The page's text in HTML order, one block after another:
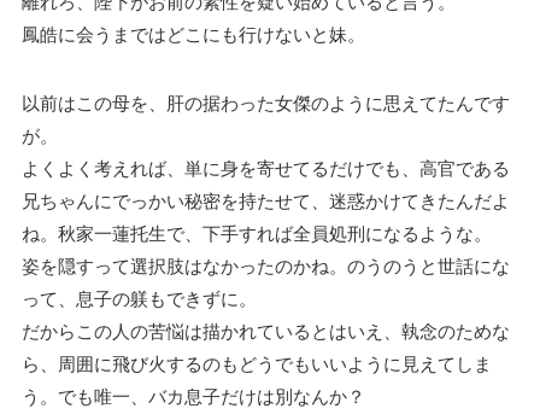
鳳皓に会うまではどこにも行けないと妹。
以前はこの母を、肝の据わった女傑のように思えてたんです
が。
よくよく考えれば、単に身を寄せてるだけでも、高官である
兄ちゃんにでっかい秘密を持たせて、迷惑かけてきたんだよ
ね。秋家一蓮托生で、下手すれば全員処刑になるような。
姿を隠すって選択肢はなかったのかね。のうのうと世話にな
って、息子の躾もできずに。
だからこの人の苦悩は描かれているとはいえ、執念のためな
ら、周囲に飛び火するのもどうでもいいように見えてしま
う。でも唯一、バカ息子だけは別なんか？